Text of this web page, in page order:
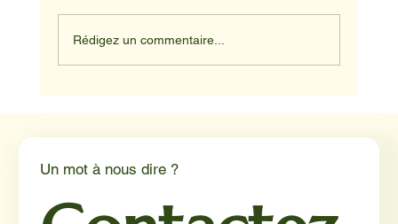
Rédigez un commentaire...
Un mot à nous dire ?